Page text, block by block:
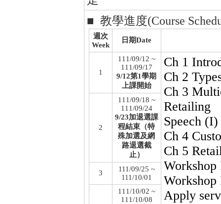
■ 教學進度(Course
週次
Week
日期Date
1
111/09/12 ~
111/09/17
9/12第1學期
上課開始
Ch 1
Ch 2
Ch 3
Retailing
Speech (I)
Ch 4
Ch 5
Workshop
Apply
2
111/09/18 ~
111/09/24
9/23加退選課
程結束（特
殊加選及網
路退選截
止）
3
111/09/25 ~
111/10/01
111/10/02 ~
111/10/08